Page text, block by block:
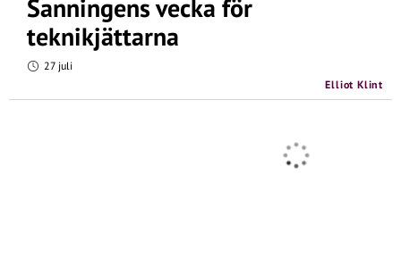
Sanningens vecka för
teknikjättarna
27 juli
Elliot Klint